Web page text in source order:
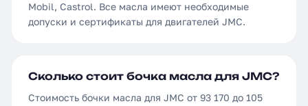
Mobil, Castrol. Все масла имеют необходимые
допуски и сертификаты для двигателей JMC.
Сколько стоит бочка масла для JMC?
Стоимость бочки масла для JMC от 93 170 до 105